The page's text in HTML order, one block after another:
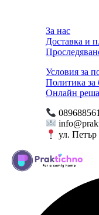
За нас
Доставка и
Условия за
Политика за
Онлайн
ул.